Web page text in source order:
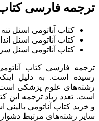
ترجمه فارسی کتاب
کتاب آناتومی اسنل تنه
کتاب آناتومی اسنل
کتاب آناتومی اسنل
ترجمه فارسی کتاب
رسیده است. به دلیل
رشته‌های علوم پزشکی
است. تعدد زیاد ترجمه این
و خرید کتاب آناتومی
سایر رشته‌های مرتبط